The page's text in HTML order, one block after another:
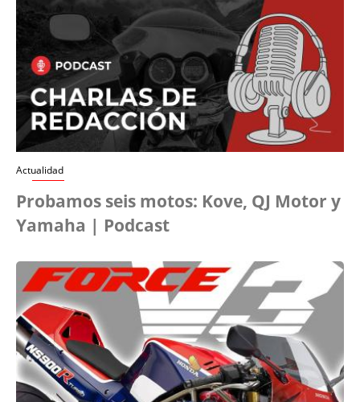
Actualidad
Probamos seis motos: Kove, QJ Motor y
Yamaha | Podcast